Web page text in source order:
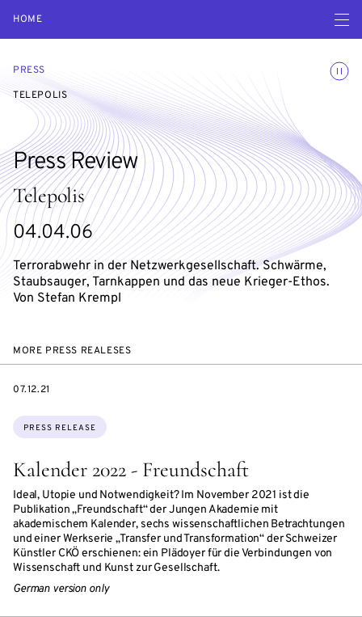
HOME Open
PRESS
TELEPOLIS
Telepolis
Press Review
04.04.06
Terrorabwehr in der Netzwerkgesellschaft. Schwärme,
Staubsauger, Tarnkappen und das neue Krieger-Ethos.
Von Stefan Krempl
MORE PRESS REALESES
Kalender 2022 - Freundschaft
Ideal, Utopie und Notwendigkeit? Im November 2021 ist die
Publikation „Freundschaft“ der Jungen Akademie mit
akademischem Kalender, sechs wissenschaftlichen Betrachtungen
und einer Werkserie „Transfer und Transformation“ der Schweizer
Künstler CKÖ erschienen: ein Plädoyer für die Verbindungen von
Wissenschaft und Kunst zur Gesellschaft.
German version only
Topics:
PRESS RELEASE
DATE
07.12.21